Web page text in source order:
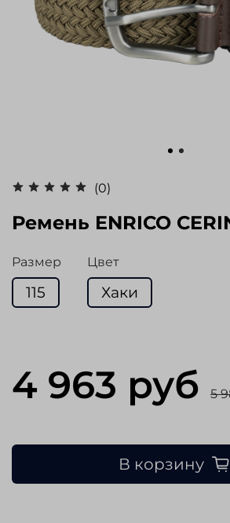
(0)
Ремень ENRICO
Размер
115
Цвет
Хаки
4 963 руб 5
В корзину